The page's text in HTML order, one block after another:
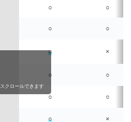
○ ○
○ ○
○ ×
○ ○
○ ○
○ ×
スクロールできます